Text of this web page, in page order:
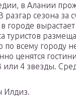
в Алании
разгар сезона за
городе
туристов
по всему городу
ценятся
4 звезды.
Илдиз.